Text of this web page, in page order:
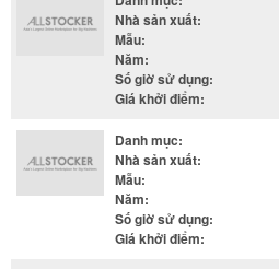
Nhà sản xuất:
Mẫu:
Năm:
Số giờ sử dụng:
Giá khởi điểm:
Danh mục:
Nhà sản xuất:
Mẫu:
Năm:
Số giờ sử dụng:
Giá khởi điểm: